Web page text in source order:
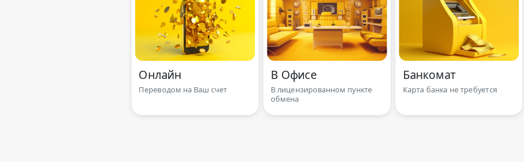
Онлайн
Переводом на Ваш счет
В Офисе
В лицензированном пункте
обмена
Банкомат
Карта банка не требуется